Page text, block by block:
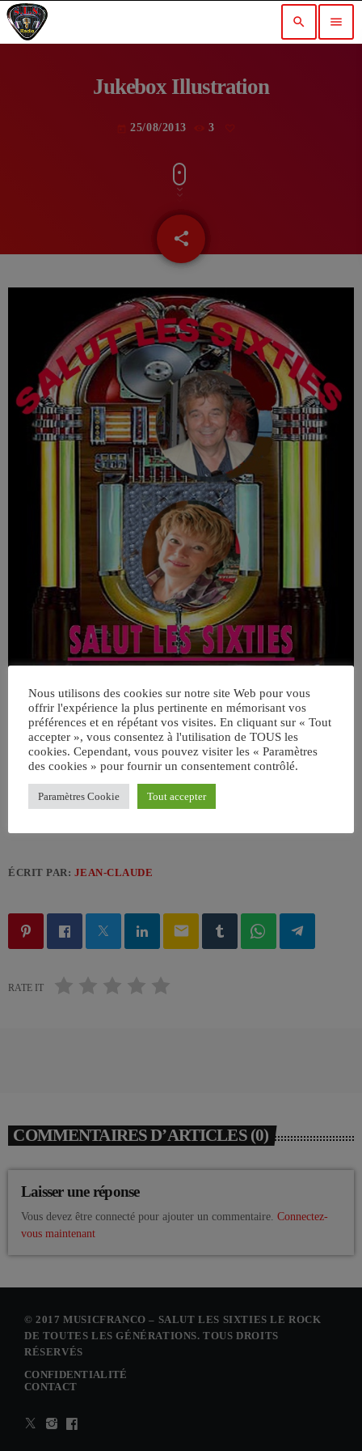
search menu
Jukebox Illustration
25/08/2013 3
share
email
Generic Luxury Sedan Stock Image by KHI,Inc.
ÉCRIT PAR: JEAN-CLAUDE
email
RATE IT
COMMENTAIRES D’ARTICLES (0)
Laisser une réponse
Vous devez être connecté pour ajouter un commentaire. Connectez-
vous maintenant
© 2017 MUSICFRANCO – SALUT LES SIXTIES LE ROCK
DE TOUTES LES GÉNÉRATIONS. TOUS DROITS
RÉSERVÉS
CONFIDENTIALITÉ
CONTACT
Nous utilisons des cookies sur notre site Web pour vous
offrir l'expérience la plus pertinente en mémorisant vos
préférences et en répétant vos visites. En cliquant sur « Tout
accepter », vous consentez à l'utilisation de TOUS les
cookies. Cependant, vous pouvez visiter les « Paramètres
des cookies » pour fournir un consentement contrôlé.
Paramètres Cookie Tout accepter